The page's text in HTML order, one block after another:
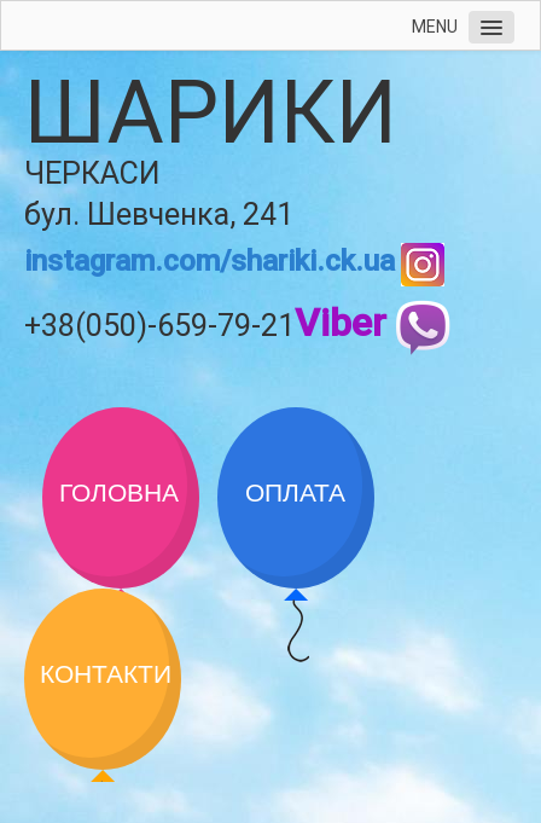
MENU
ШАРИКИ
ЧЕРКАСИ
бул. Шевченка, 241
instagram.com/shariki.ck.ua
+38(050)-659-79-21Viber
ГОЛОВНА ОПЛАТА
КОНТАКТИ